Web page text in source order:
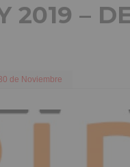
2019 –
de Noviembre